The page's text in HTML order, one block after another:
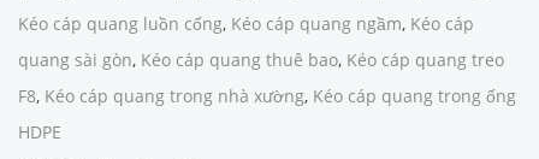
Kéo cáp quang luồn cống, Kéo cáp quang ngầm, Kéo cáp
quang sài gòn, Kéo cáp quang thuê bao, Kéo cáp quang treo
F8, Kéo cáp quang trong nhà xường, Kéo cáp quang trong ống
HDPE